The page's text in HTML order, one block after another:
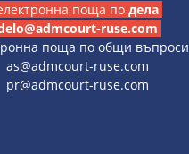
поща по дела
ruse.com
поща по общи въпроси
as@admcourt-ruse.com
pr@admcourt-ruse.com